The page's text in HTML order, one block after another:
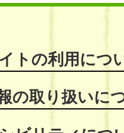
トの利用につ
の取り扱いに